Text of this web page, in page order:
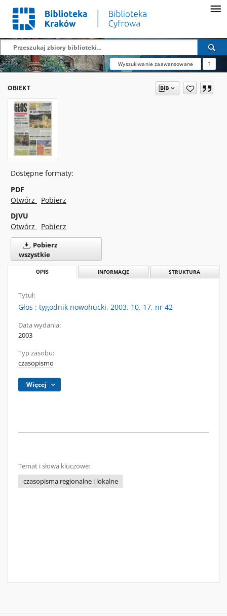
Wyszukiwanie zaawansowane ?
OBIEKT
Dostępne formaty:
PDF
Otwórz
Pobierz
DJVU
Otwórz
Pobierz
Pobierz
wszystkie
OPIS INFORMACJE STRUKTURA
Tytuł:
Głos : tygodnik nowohucki, 2003. 10. 17, nr 42
Data wydania:
2003
Typ zasobu:
czasopismo
Więcej
Temat i słowa kluczowe:
czasopisma regionalne i lokalne